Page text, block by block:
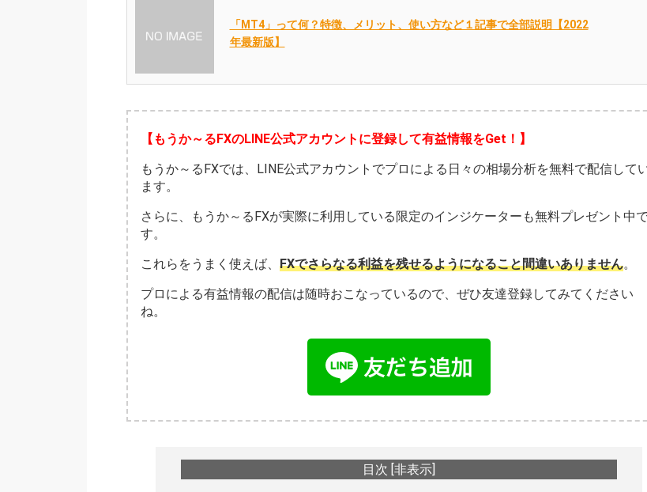
「MT4」って何？特徴、メリット、使い方など１記事で全部説明【2022
年最新版】
【もうか～るFXのLINE公式アカウントに登録して有益情報をGet！】
もうか～るFXでは、LINE公式アカウントでプロによる日々の相場分析を無料で配信して
ます。
さらに、もうか～るFXが実際に利用している限定のインジケーターも無料プレゼント中
す。
これらをうまく使えば、 FXでさらなる利益を残せるようになること間違いありません。
プロによる有益情報の配信は随時おこなっているので、ぜひ友達登録してみてください
ね。
目次 [非表示]